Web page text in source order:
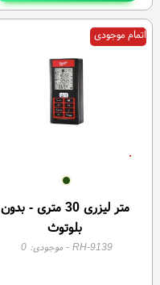
متر لیزری 30 متری - بدون
بلوتوث
RH-9139 - موجودی:0
اتمام موجودی